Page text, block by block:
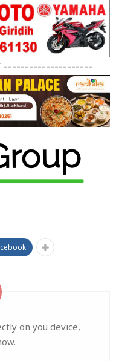
---------------------
on you device,